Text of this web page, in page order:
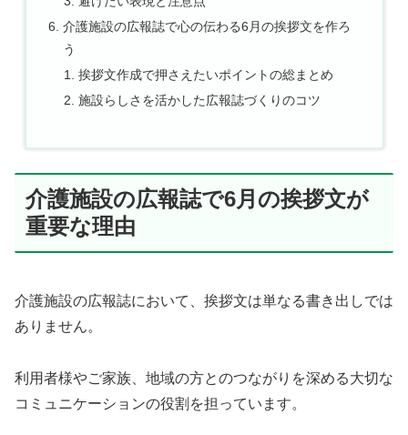
介護施設の広報誌で心の伝わる6月の挨拶文を作ろ
う
挨拶文作成で押さえたいポイントの総まとめ
施設らしさを活かした広報誌づくりのコツ
介護施設の広報誌で6月の挨拶文が
重要な理由
介護施設の広報誌において、挨拶文は単なる書き出しでは
ありません。
利用者様やご家族、地域の方とのつながりを深める大切な
コミュニケーションの役割を担っています。